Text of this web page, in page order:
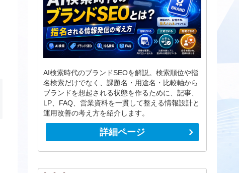
AI検索時代のブランドSEOを解説。検索順位や指
名検索だけでなく、課題名・用途名・比較軸から
ブランドを想起される状態を作るために、記事、
LP、FAQ、営業資料を一貫して整える情報設計と
運用改善の考え方を紹介します。
詳細ページ